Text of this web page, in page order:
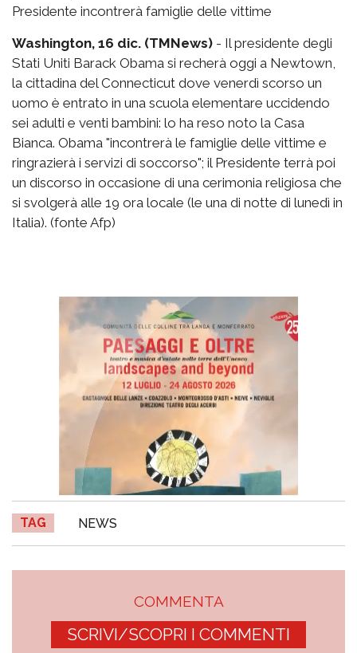
Presidente incontrerà famiglie delle vittime
Washington, 16 dic. (TMNews) - Il presidente degli
Stati Uniti Barack Obama si recherà oggi a Newtown,
la cittadina del Connecticut dove venerdì scorso un
uomo è entrato in una scuola elementare uccidendo
sei adulti e venti bambini: lo ha reso noto la Casa
Bianca. Obama "incontrerà le famiglie delle vittime e
ringrazierà i servizi di soccorso"; il Presidente terrà poi
un discorso in occasione di una cerimonia religiosa che
si svolgerà alle 19 ora locale (le una di notte di lunedì in
Italia). (fonte Afp)
TAG NEWS
COMMENTA
SCRIVI/SCOPRI I COMMENTI